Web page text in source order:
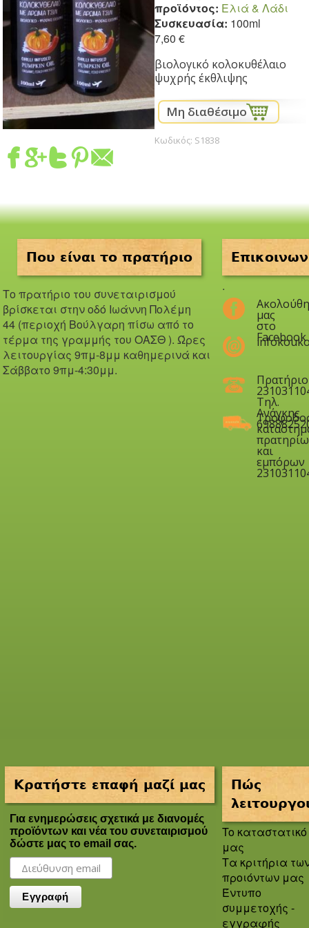
προϊόντος: Eλιά & Λάδι
Συσκευασία: 100ml
7,60 €
βιολογικό κολοκυθέλαιο
ψυχρής έκθλιψης
Κωδικός: S1838
Που είναι το πρατήριο
Το πρατήριο του συνεταιρισμού
βρίσκεται στην οδό Iωάννη Πολέμη
44 (περιοχή Βούλγαρη πίσω από το
τέρμα της γραμμής του ΟΑΣΘ ). Ώρες
λειτουργίας 9πμ-8μμ καθημερινά και
Σάββατο 9πμ-4:30μμ.
.
μας
στο
Facebook
Πρατήριο
Τηλ.
Ανάγκης
και
εμπόρων
Κρατήστε επαφή μαζί μας
Για ενημερώσεις σχετικά με διανομές
προϊόντων και νέα του συνεταιρισμού
δώστε μας το email σας.
Πώς
To καταστατικό
μας
Τα κριτήρια
προιόντων μας
Έντυπο
συμμετοχής -
εγγραφής